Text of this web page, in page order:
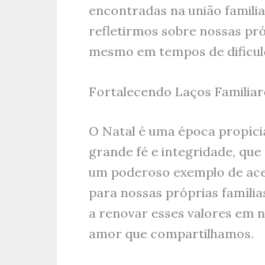
encontradas na união
refletirmos sobre nossas
mesmo em tempos de
Fortalecendo Laços
O Natal é uma época
grande fé e integridade, que
um poderoso exemplo de
para nossas próprias
a renovar esses valores em
amor que compartilhamos.